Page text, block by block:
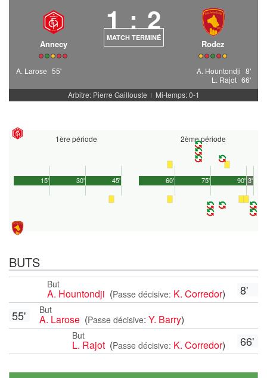
Annecy
1 : 2
MATCH TERMINÉ
Rodez
A. Larose 55' A. Hountondji 8'
L. Rajot 66'
Arbitre: Pierre Gaillouste
| Mi-temps: 0-1
1ère période
45'
15' 30'
2ème période
90'
60' 75' 3'
BUTS
8'
But
A. Hountondji (Passe décisive: K. Corredor)
But
A. Larose (Passe décisive: Y. Barry)
55'
66'
But
L. Rajot (Passe décisive: K. Corredor)